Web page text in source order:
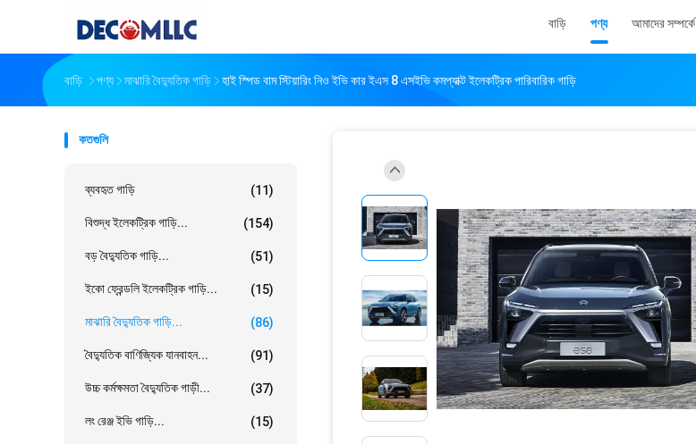
বাড়ি পণ্য আমাদের সম্পর্কে
বাড়ি পণ্য মাঝারি বৈদ্যুতিক গাড়ি হাই স্পিড বাম স্টিয়ারিং নিও ইভি কার ইএস 8 এসইভি কমপ্যাক্ট ইলেকট্রিক পারিবারিক গাড়ি
কতগুলি
ব্যবহৃত গাড়ি (11)
বিশুদ্ধ ইলেকট্রিক গাড়ি... (154)
বড় বৈদ্যুতিক গাড়ি... (51)
ইকো ফ্রেন্ডলি ইলেকট্রিক গাড়ি... (15)
মাঝারি বৈদ্যুতিক গাড়ি... (86)
বৈদ্যুতিক বাণিজ্যিক যানবাহন... (91)
উচ্চ কর্মক্ষমতা বৈদ্যুতিক গাড়ী... (37)
লং রেঞ্জ ইভি গাড়ি... (15)